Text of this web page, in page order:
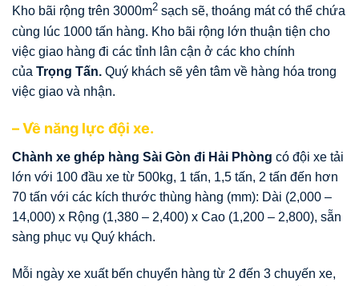
Kho bãi rộng trên 3000m2 sạch sẽ, thoáng mát có thể chứa
cùng lúc 1000 tấn hàng. Kho bãi rộng lớn thuận tiện cho
việc giao hàng đi các tỉnh lân cận ở các kho chính
của Trọng Tấn. Quý khách sẽ yên tâm về hàng hóa trong
việc giao và nhận.
– Về năng lực đội xe.
Chành xe ghép hàng Sài Gòn đi Hải Phòng có đội xe tải
lớn với 100 đầu xe từ 500kg, 1 tấn, 1,5 tấn, 2 tấn đến hơn
70 tấn với các kích thước thùng hàng (mm): Dài (2,000 –
14,000) x Rộng (1,380 – 2,400) x Cao (1,200 – 2,800), sẵn
sàng phục vụ Quý khách.
Mỗi ngày xe xuất bến chuyển hàng từ 2 đến 3 chuyến xe,